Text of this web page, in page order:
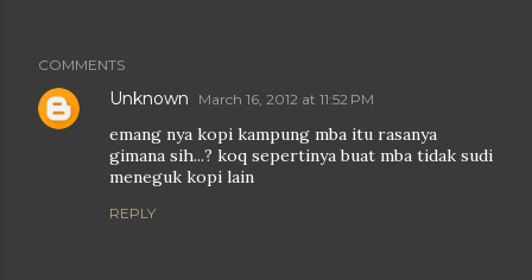
COMMENTS
Unknown March 16, 2012 at 11:52 PM
emang nya kopi kampung mba itu rasanya
gimana sih...? koq sepertinya buat mba tidak sudi
meneguk kopi lain
REPLY